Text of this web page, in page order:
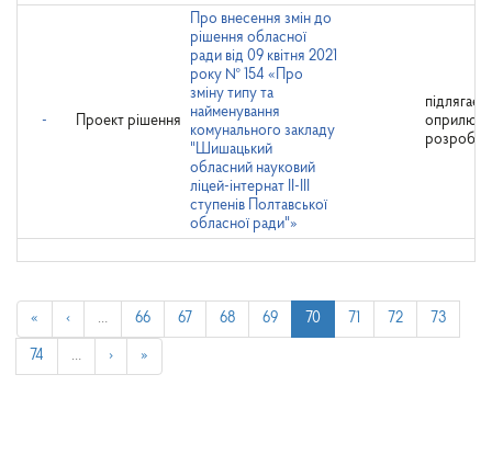
- Проект рішення
Про внесення змін до
рішення обласної
ради від 09 квітня 2021
року № 154 «Про
зміну типу та
найменування
комунального закладу
"Шишацький
обласний науковий
ліцей-інтернат ІІ-ІІІ
ступенів Полтавської
обласної ради"»
підлягає
« ‹ … 66 67 68 69 70 71 72 73
74 … › »